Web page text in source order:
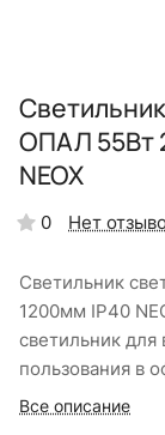
ОПАЛ 55Вт
NEOX
0 Нет
Светильник
1200мм IP40
светильник
пользования в
Все описание